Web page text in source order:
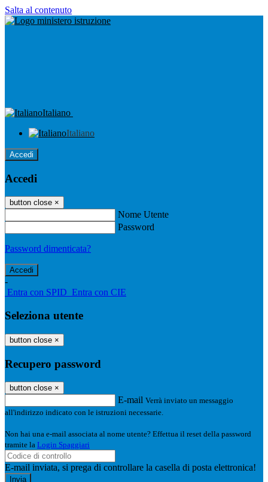
Salta al contenuto
Italiano
Italiano
Accedi
Accedi
button close ×
Nome Utente
Password
Password dimenticata?
-
Entra con SPID Entra con CIE
Seleziona utente
button close ×
Recupero password
button close ×
E-mail Verrà inviato un messaggio
all'indirizzo indicato con le istruzioni necessarie.
Non hai una e-mail associata al nome utente? Effettua il reset della password
tramite la Login Spaggiari
E-mail inviata, si prega di controllare la casella di posta elettronica!